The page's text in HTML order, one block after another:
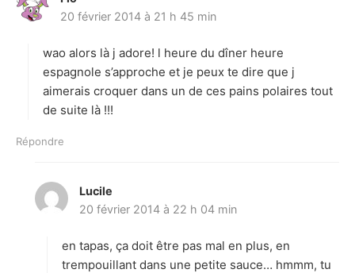
i
:
20 février 2014 à 21 h 45 min
wao alors là j adore! l heure du dîner heure
espagnole s’approche et je peux te dire que j
aimerais croquer dans un de ces pains polaires tout
de suite là !!!
Répondre
Lucile
i
:
20 février 2014 à 22 h 04 min
en tapas, ça doit être pas mal en plus, en
trempouillant dans une petite sauce… hmmm, tu